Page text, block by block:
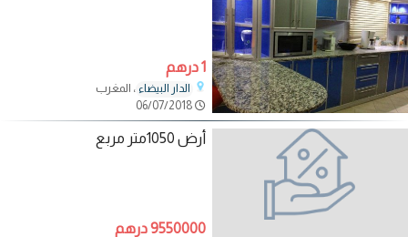
1 درهم
الدار البيضاء ، المغرب
أرض 1050متر مربع
9550000 درهم